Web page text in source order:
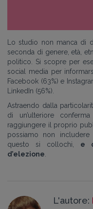
Lo studio non manca di
seconda di genere, età,
politico. Si scopre per
social media per
Facebook (63%) e
LinkedIn (56%).
Astraendo dalla
di un’ulteriore
raggiungere il proprio
possiamo non
questo si collochi, e
d’elezione
L'autore: